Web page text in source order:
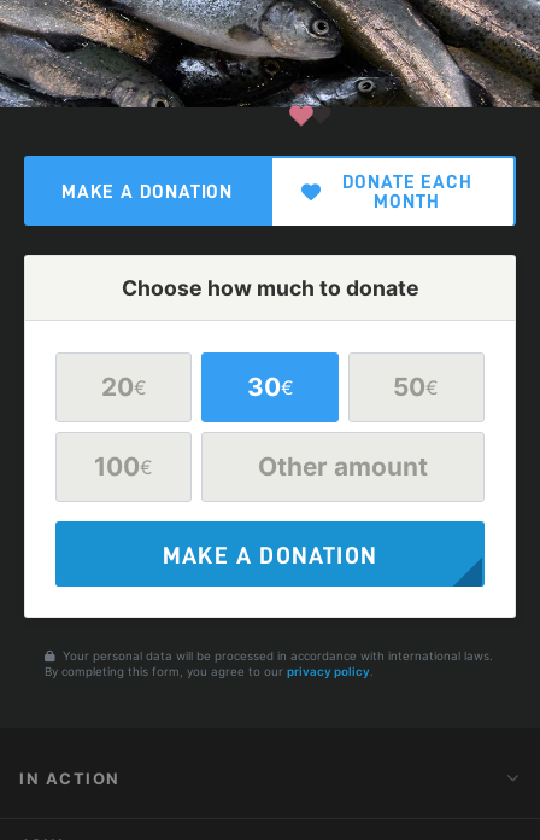
MAKE A DONATION
DONATE EACH
MONTH
Choose how much to donate
20€ 30€ 50€
100€ Other amount
MAKE A DONATION
Your personal data will be processed in accordance with international laws.
By completing this form, you agree to our privacy policy.
IN ACTION
Action Alerts